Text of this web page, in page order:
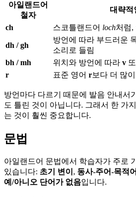
아일랜드어
철자
대략적
ch 스코틀랜드어 loch처럼,
dh / gh
방언에 따라 부드러운
소리로 들림
bh / mh
위치와 방언에 따라 v
r
표준 영어 r보다 더 많
방언마다 다르기 때문에 발음 안내서
도 틀린 것이 아닙니다. 그래서 한 가
는 것이 훨씬 중요합니다.
문법
아일랜드어 문법에서 학습자가 주로
있습니다: 초기 변이 , 동사-주어-목적
예/아니오 단어가 없음입니다.